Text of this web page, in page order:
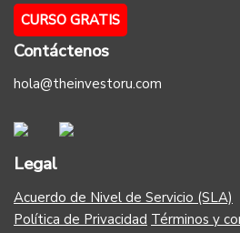
CURSO GRATIS
Contáctenos
hola@theinvestoru.com
Legal
Acuerdo de Nivel de Servicio (SLA)
Política de Privacidad Términos y